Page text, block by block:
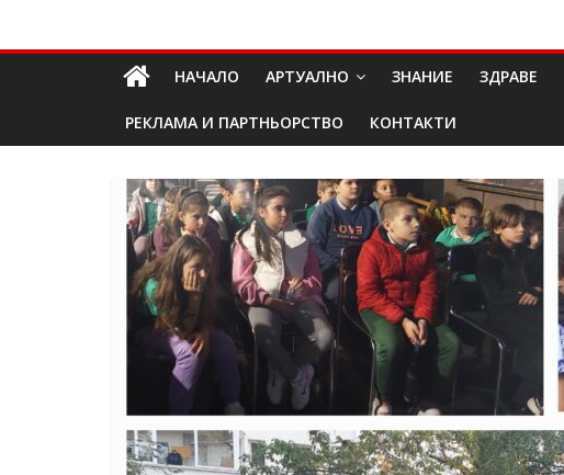
Долап
БГ
изкуство|
пътешествия|
мода|
събития|
кухня|
реклама|
минало|
НАЧАЛО АРТУАЛНО ЗНАНИЕ ЗДРАВЕ
РЕКЛАМА И ПАРТНЬОРСТВО КОНТАКТИ